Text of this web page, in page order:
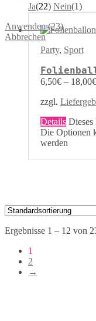
Party, Sport
6,50€– 18,00€
zzgl.
Details Dieses
Die Optionen
werden
Ergebnisse 1 – 12 von
1
2
→
Ja(22) Nein(1)
Anwenden(23)
Abbrechen